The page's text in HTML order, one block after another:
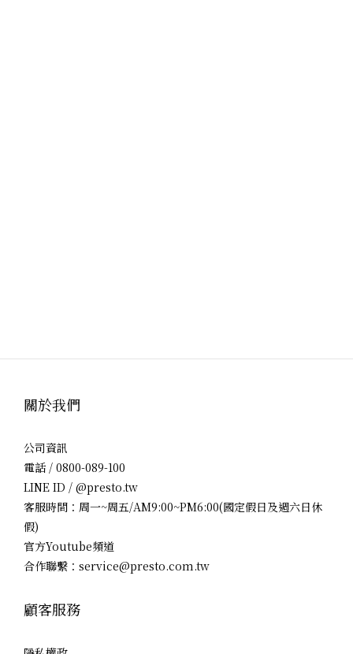
關於我們
公司資訊
電話 / 0800-089-100
LINE ID / @presto.tw
客服時間：周一~周五/AM9:00~PM6:00(國定假日及週六日休
假)
官方Youtube頻道
合作聯繫：service@presto.com.tw
顧客服務